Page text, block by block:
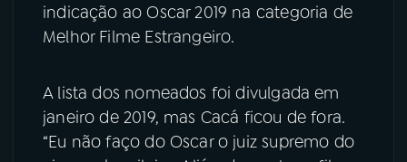
indicação ao Oscar 2019 na categoria de
Melhor Filme Estrangeiro.
A lista dos nomeados foi divulgada em
janeiro de 2019, mas Cacá ficou de fora.
“Eu não faço do Oscar o juiz supremo do